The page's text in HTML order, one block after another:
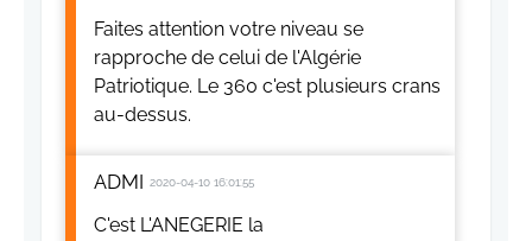
Faites attention votre niveau se
rapproche de celui de l'Algérie
Patriotique. Le 360 c'est plusieurs crans
au-dessus.
ADMI 2020-04-10 16:01:55
C'est L'ANEGERIE la